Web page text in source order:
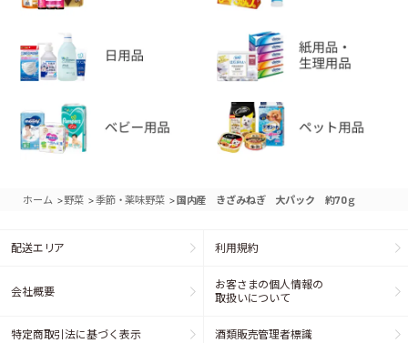
ホーム >野菜 >季節・薬味野菜 > 国内産 きざみねぎ 大パック 約70ｇ
配送エリア 利用規約
会社概要
お客さまの個人情報の
取扱いについて
特定商取引法に基づく表示 酒類販売管理者標識